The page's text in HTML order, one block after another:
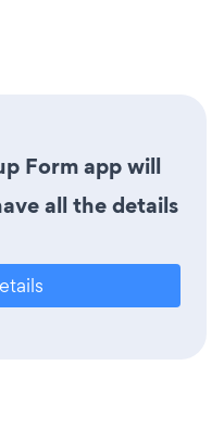
Form app will
all the details